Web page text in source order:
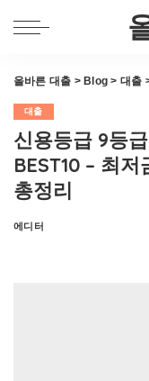
올바른 대출 > Blog > 대출
대출
신용등급 9등
BEST10 – 최
총정리
Posted
에디터